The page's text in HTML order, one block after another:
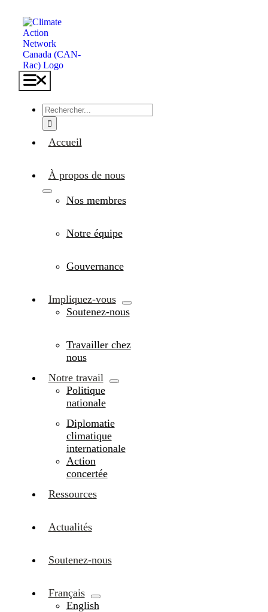
content
Toggle
Search
for:
Accueil
À propos de nous
Nos membres
Notre équipe
Gouvernance
Impliquez-vous
Soutenez-nous
Travailler chez
nous
Notre travail
Politique
nationale
Diplomatie
climatique
internationale
Action
concertée
Ressources
Actualités
Soutenez-nous
Français
English